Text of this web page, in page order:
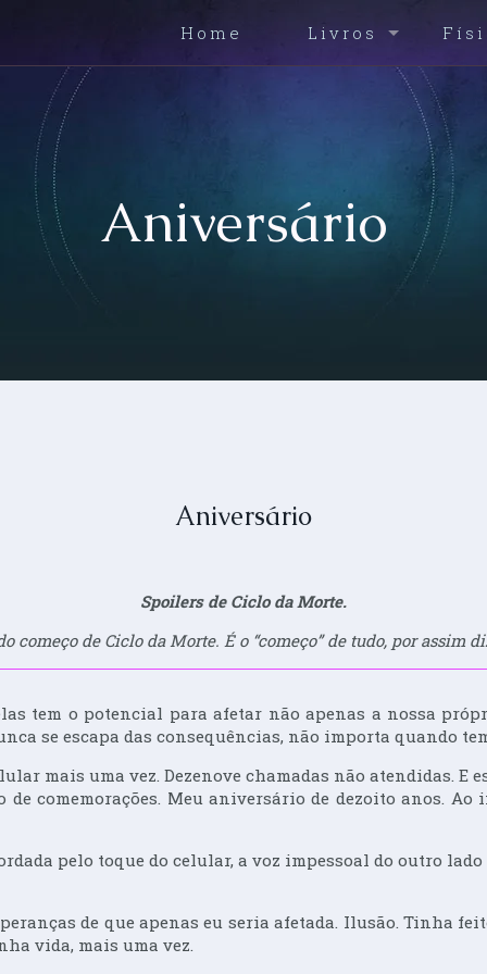
Home Livros
Aniversário
Aniversário
Spoilers de Ciclo da Morte.
começo de Ciclo da Morte. É o “começo” de tudo, por assim
tem o potencial para afetar não apenas a nossa
se escapa das consequências, não importa quando
mais uma vez. Dezenove chamadas não atendidas. E
comemorações. Meu aniversário de dezoito anos. Ao
pelo toque do celular, a voz impessoal do outro
de que apenas eu seria afetada. Ilusão. Tinha
vida, mais uma vez.